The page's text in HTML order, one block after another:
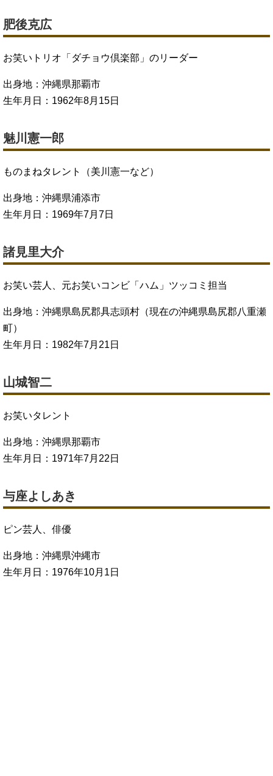
肥後克広
お笑いトリオ「ダチョウ倶楽部」のリーダー
出身地：沖縄県那覇市
生年月日：1962年8月15日
魅川憲一郎
ものまねタレント（美川憲一など）
出身地：沖縄県浦添市
生年月日：1969年7月7日
諸見里大介
お笑い芸人、元お笑いコンビ「ハム」ツッコミ担当
出身地：沖縄県島尻郡具志頭村（現在の沖縄県島尻郡八重瀬
町）
生年月日：1982年7月21日
山城智二
お笑いタレント
出身地：沖縄県那覇市
生年月日：1971年7月22日
与座よしあき
ピン芸人、俳優
出身地：沖縄県沖縄市
生年月日：1976年10月1日